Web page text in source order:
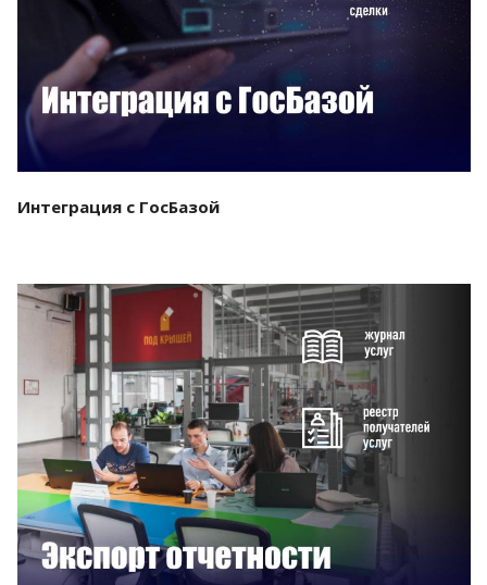
Смотреть проект
Интеграция с ГосБазой
Смотреть проект